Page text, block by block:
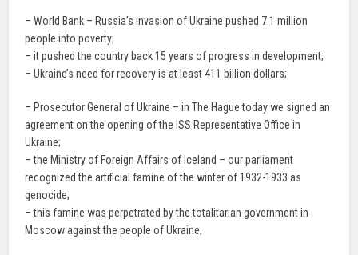
– World Bank – Russia’s invasion of Ukraine pushed 7.1 million
people into poverty;
– it pushed the country back 15 years of progress in development;
– Ukraine’s need for recovery is at least 411 billion dollars;
– Prosecutor General of Ukraine – in The Hague today we signed an
agreement on the opening of the ISS Representative Office in
Ukraine;
– the Ministry of Foreign Affairs of Iceland – our parliament
recognized the artificial famine of the winter of 1932-1933 as
genocide;
– this famine was perpetrated by the totalitarian government in
Moscow against the people of Ukraine;